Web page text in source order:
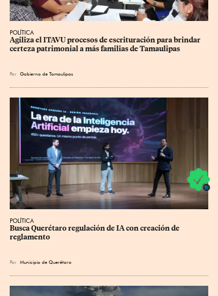
POLÍTICA
Agiliza el ITAVU procesos de escrituración para brindar
certeza patrimonial a más familias de Tamaulipas
Por Gobierno de Tamaulipas
POLÍTICA
Busca Querétaro regulación de IA con creación de
reglamento
Por Municipio de Querétaro